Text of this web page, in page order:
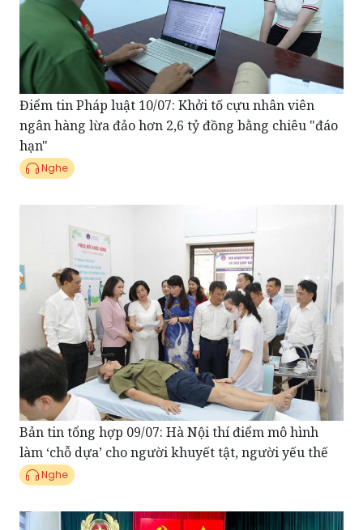
Điểm tin Pháp luật 10/07: Khởi tố cựu nhân viên
ngân hàng lừa đảo hơn 2,6 tỷ đồng bằng chiêu "đáo
hạn"
Nghe
Bản tin tổng hợp 09/07: Hà Nội thí điểm mô hình
làm ‘chỗ dựa’ cho người khuyết tật, người yếu thế
Nghe